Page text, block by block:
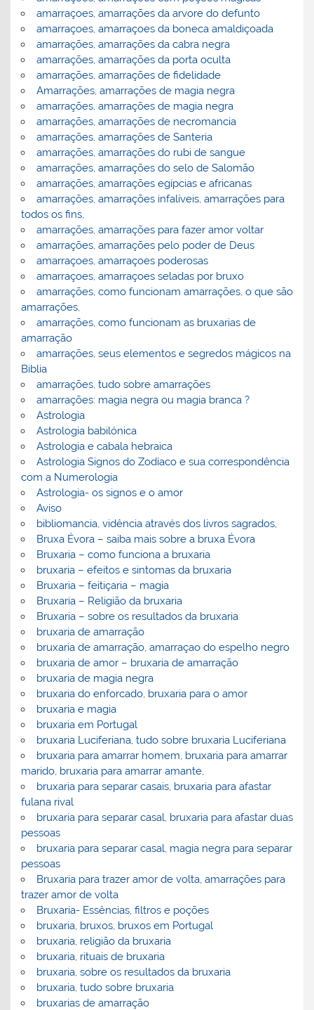
amarraçoes, amarrações da arvore do defunto
amarraçoes, amarraçoes da boneca amaldiçoada
amarrações, amarrações da cabra negra
amarrações, amarrações da porta oculta
amarrações, amarrações de fidelidade
Amarrações, amarrações de magia negra
amarrações, amarrações de magia negra
amarrações, amarrações de necromancia
amarrações, amarrações de Santeria
amarrações, amarrações do rubi de sangue
amarrações, amarrações do selo de Salomão
amarrações, amarrações egípcias e africanas
amarrações, amarrações infalíveis, amarrações para
todos os fins,
amarrações, amarrações para fazer amor voltar
amarrações, amarrações pelo poder de Deus
amarraçoes, amarraçoes poderosas
amarraçoes, amarraçoes seladas por bruxo
amarrações, como funcionam amarrações, o que são
amarrações,
amarrações, como funcionam as bruxarias de
amarração
amarrações, seus elementos e segredos mágicos na
Biblia
amarrações, tudo sobre amarrações
amarrações: magia negra ou magia branca ?
Astrologia
Astrologia babilónica
Astrologia e cabala hebraica
Astrologia Signos do Zodíaco e sua correspondência
com a Numerologia
Astrologia- os signos e o amor
Aviso
bibliomancia, vidência através dos livros sagrados,
Bruxa Évora – saiba mais sobre a bruxa Évora
Bruxaria – como funciona a bruxaria
bruxaria – efeitos e sintomas da bruxaria
Bruxaria – feitiçaria – magia
Bruxaria – Religião da bruxaria
Bruxaria – sobre os resultados da bruxaria
bruxaria de amarração
bruxaria de amarração, amarraçao do espelho negro
bruxaria de amor – bruxaria de amarração
bruxaria de magia negra
bruxaria do enforcado, bruxaria para o amor
bruxaria e magia
bruxaria em Portugal
bruxaria Luciferiana, tudo sobre bruxaria Luciferiana
bruxaria para amarrar homem, bruxaria para amarrar
marido, bruxaria para amarrar amante,
bruxaria para separar casais, bruxaria para afastar
fulana rival
bruxaria para separar casal, bruxaria para afastar duas
pessoas
bruxaria para separar casal, magia negra para separar
pessoas
Bruxaria para trazer amor de volta, amarrações para
trazer amor de volta
Bruxaria- Essências, filtros e poções
bruxaria, bruxos, bruxos em Portugal
bruxaria, religião da bruxaria
bruxaria, rituais de bruxaria
bruxaria, sobre os resultados da bruxaria
bruxaria, tudo sobre bruxaria
bruxarias de amarração